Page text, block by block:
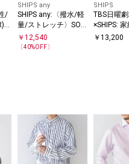
/
SHIPS any
SHIPS any:〈撥水/軽
量/ストレッチ〉SOL
OTEX(R) シアサッカ
ー セットアップ スー
￥ 12,540
〔40%OFF〕
SHIPS
TBS日曜
×SHIPS:
シルク ネ
￥13,200